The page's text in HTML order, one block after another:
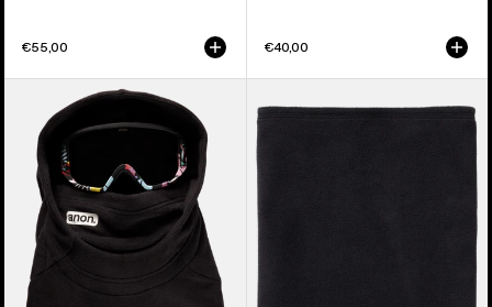
€55,00 €40,00
Sturmhaube
Kapuze
Kinder
Neckwarmer
für
Kinder